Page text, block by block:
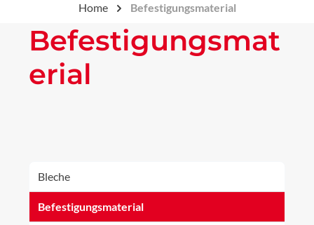
Home Befestigungsmaterial
Befestigungsmat
erial
Bleche
Befestigungsmaterial